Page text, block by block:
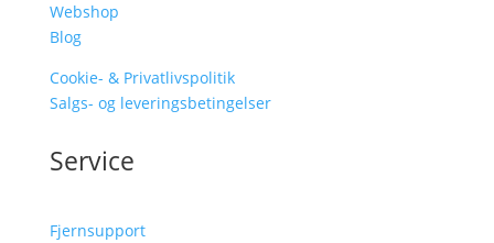
Webshop
Blog
Cookie- & Privatlivspolitik
Salgs- og leveringsbetingelser
Service
Fjernsupport